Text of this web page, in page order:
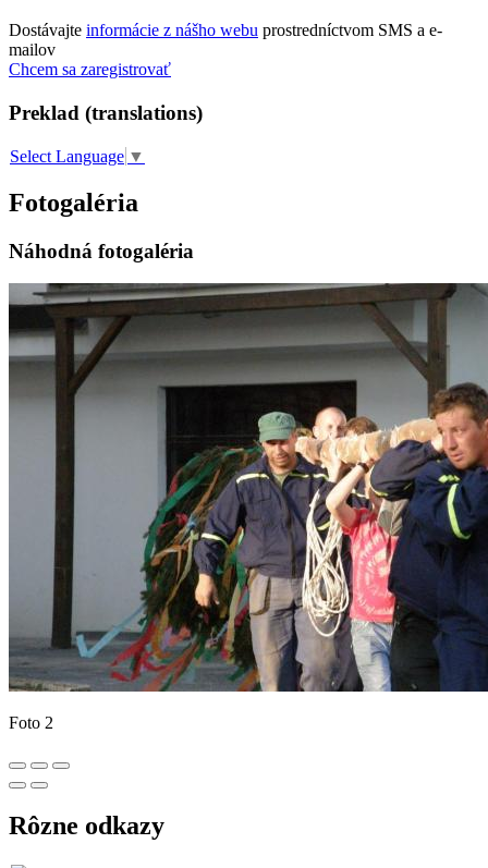
Dostávajte informácie z nášho webu prostredníctvom SMS a e-
mailov
Chcem sa zaregistrovať
Preklad (translations)
Select Language ▼
Fotogaléria
Náhodná fotogaléria
Foto 2
Rôzne odkazy